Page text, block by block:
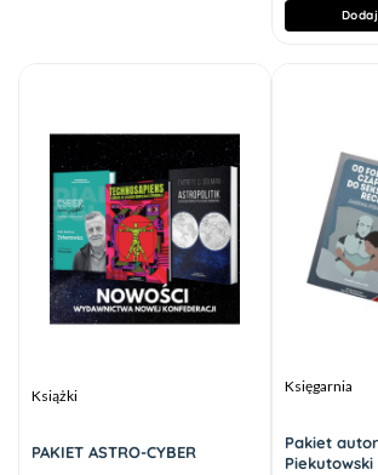
Książki
PAKIET ASTRO-CYBER
Księgarnia
Pakiet
Piekutowski